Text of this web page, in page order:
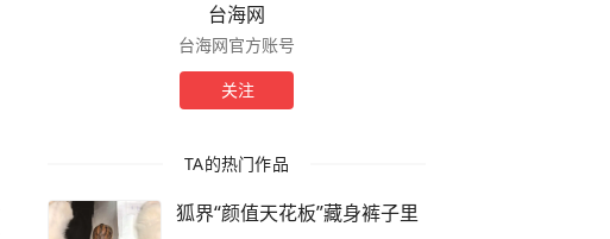
台海网
台海网官方账号
关注
TA的热门作品
狐界“颜值天花板”藏身裤子里